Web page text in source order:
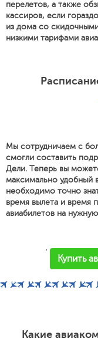
перелетов, а также
кассиров, если
из дома со
низкими тарифами
Мы сотрудничаем с
смогли составить
Дели. Теперь вы
максимально удобный
необходимо точно
время вылета и время
авиабилетов на нужную
'
Купить
Какие